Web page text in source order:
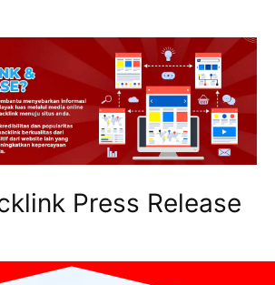
Press Release